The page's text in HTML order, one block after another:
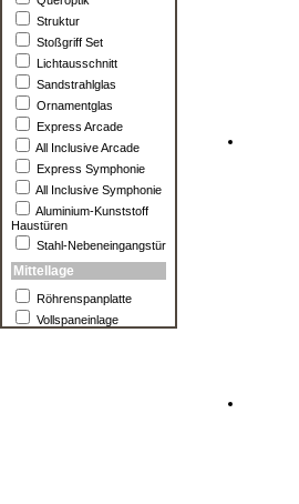
Struktur
Stoßgriff Set
Lichtausschnitt
Sandstrahlglas
Ornamentglas
Express Arcade
All Inclusive Arcade
Express Symphonie
All Inclusive Symphonie
Aluminium-Kunststoff
Haustüren
Stahl-Nebeneingangstür
Mittellage
Röhrenspanplatte
Vollspaneinlage